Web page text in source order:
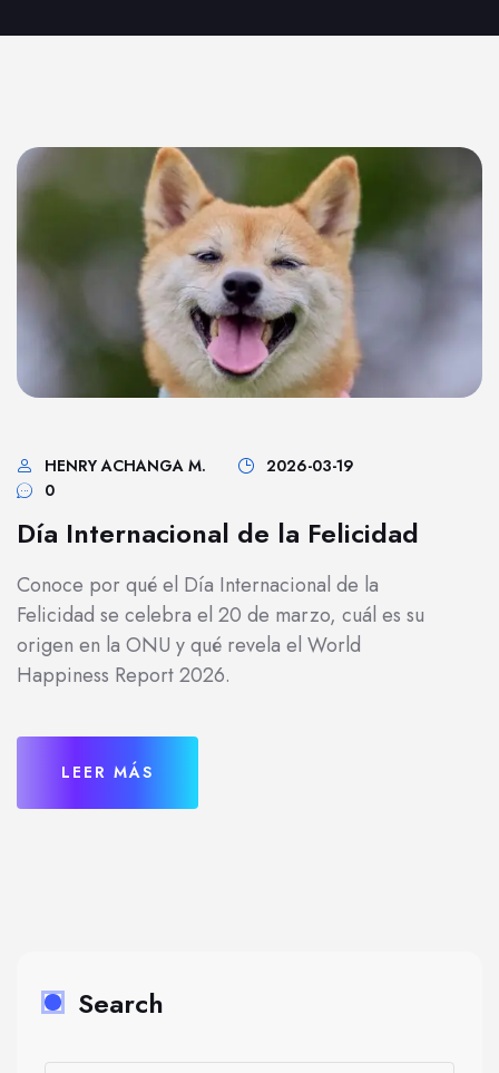
HENRY ACHANGA M.
2026-03-19
0
Día Internacional de la Felicidad
Conoce por qué el Día Internacional de la
Felicidad se celebra el 20 de marzo, cuál es su
origen en la ONU y qué revela el World
Happiness Report 2026.
LEER MÁS
Search